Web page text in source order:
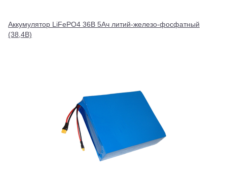
Аккумулятор LiFePO4 36В 5Ач литий-железо-фосфатный
(38,4В)